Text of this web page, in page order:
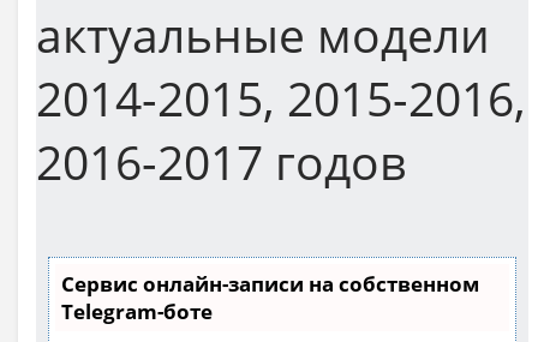
актуальные модели
2014-2015, 2015-2016,
2016-2017 годов
Сервис онлайн-записи на собственном
Telegram-боте